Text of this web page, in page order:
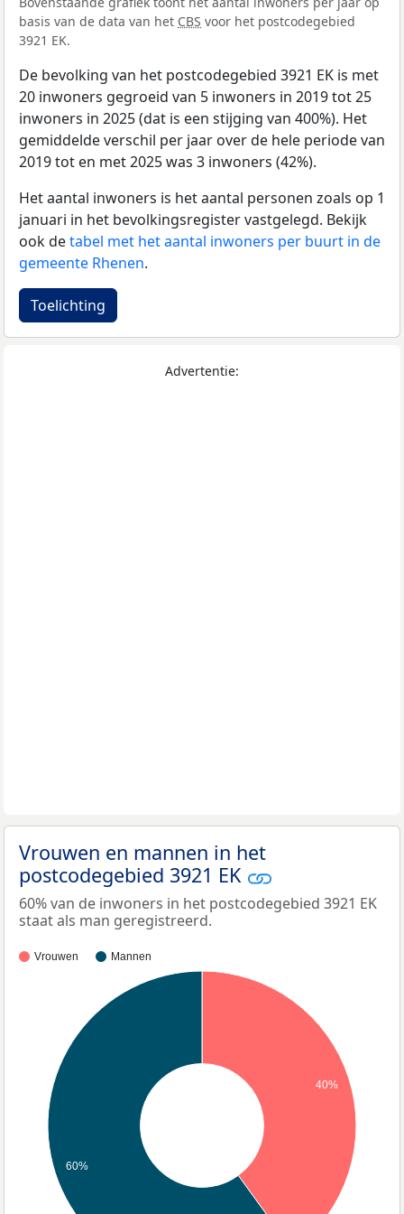
basis van de data van het CBS voor het postcodegebied
3921 EK.
De bevolking van het postcodegebied 3921 EK is met
20 inwoners gegroeid van 5 inwoners in 2019 tot 25
inwoners in 2025 (dat is een stijging van 400%). Het
gemiddelde verschil per jaar over de hele periode van
2019 tot en met 2025 was 3 inwoners (42%).
Het aantal inwoners is het aantal personen zoals op 1
januari in het bevolkingsregister vastgelegd. Bekijk
ook detabel met het aantal inwoners per buurt in de
gemeente Rhenen.
Toelichting
Advertentie:
Vrouwen en mannen in het
postcodegebied 3921 EK
60% van de inwoners in het postcodegebied 3921 EK
staat als man geregistreerd.
Vrouwen Mannen
40%
60%